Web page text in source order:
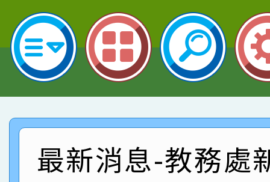
名 指導老師王老師、
園市英語競賽國小朗讀
指導老師林老師
賀！本校參加桃園市中
賽 劉文瑛教師榮獲教
賀！本校參與2026世
市賽榮獲科學小創客佳
創客第三名。
賀！本校參加桃園市中
賽 洪綺君教師榮獲社
名
賀！本校阿巴斯O蜜、
倩參加桃園市科展 國
賀！本校四年二班張O
最新消息-教務處